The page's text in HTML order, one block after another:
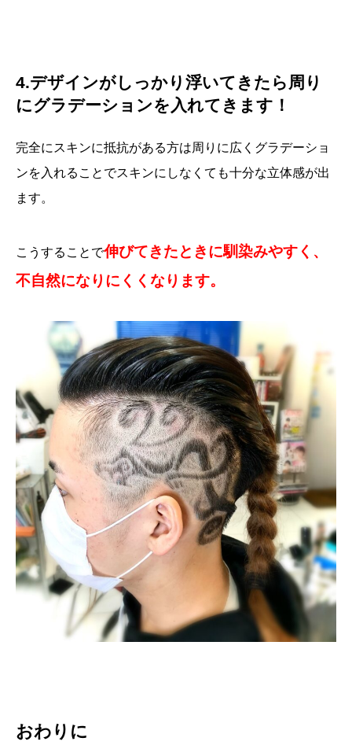
4.デザインがしっかり浮いてきたら周り
にグラデーションを入れてきます！
完全にスキンに抵抗がある方は周りに広くグラデーショ
ンを入れることでスキンにしなくても十分な立体感が出
ます。
こうすることで伸びてきたときに馴染みやすく、
不自然になりにくくなります。
おわりに